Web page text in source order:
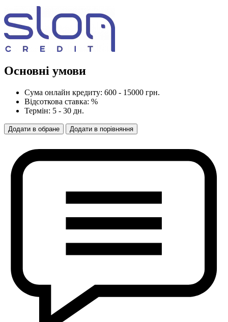
Основні умови
Сума онлайн кредиту: 600 - 15000 грн.
Відсоткова ставка: %
Термін: 5 - 30 дн.
Додати в обране Додати в порівняння